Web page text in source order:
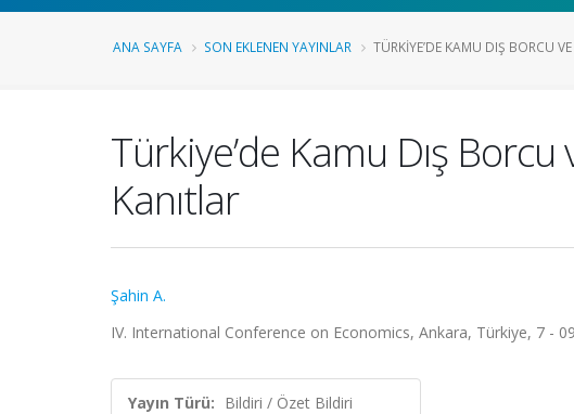
ANA SAYFA SON EKLENEN YAYINLAR TÜRKIYE’DE KAMU DIŞ BORCU
Türkiye’de Kamu Dış Borcu
Kanıtlar
Şahin A.
IV. International Conference on Economics, Ankara, Türkiye, 7 -
Yayın Türü: Bildiri / Özet Bildiri